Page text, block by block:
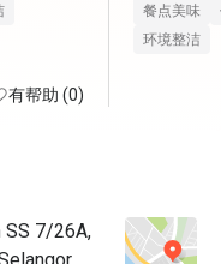
有帮助 (0)
餐点美味
环境整洁
SS 7/26A,